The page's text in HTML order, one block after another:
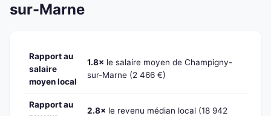
sur-Marne
Rapport au
salaire
moyen local
1.8× le salaire moyen de Champigny-
sur-Marne (2 466 €)
Rapport au
2.8× le revenu médian local (18 942